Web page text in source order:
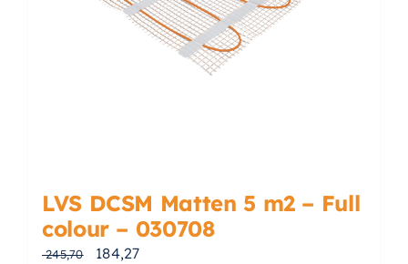
LVS DCSM Matten 5 m2 – Full
colour – 030708
245,70 Oorspronkelijke prijs was: € 245,70.
184,27Huidige prijs is: € 184,27.